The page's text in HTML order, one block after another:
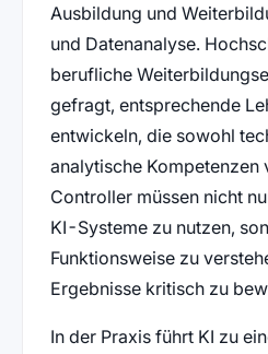
Ausbildung und
und Datenanalyse.
berufliche
gefragt, entsprechende
entwickeln, die sowohl
analytische Kompetenzen
Controller müssen nicht
KI-Systeme zu nutzen,
Funktionsweise zu
Ergebnisse kritisch zu
In der Praxis führt KI zu